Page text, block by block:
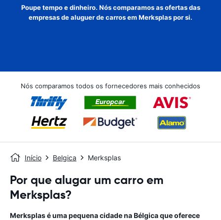
Poupe tempo e dinheiro. Nós comparamos as ofertas das
empresas de aluguer de carros em Merksplas por si.
Nós comparamos todos os fornecedores mais conhecidos
Início Belgica Merksplas
Por que alugar um carro em
Merksplas?
Merksplas é uma pequena cidade na Bélgica que oferece